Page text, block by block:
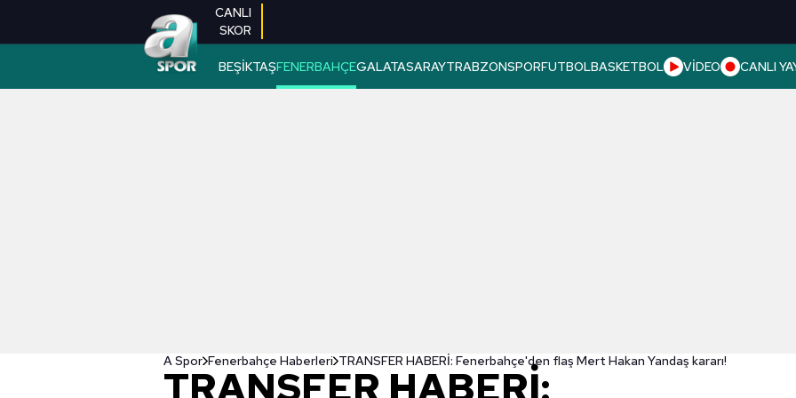
CANLI
SKOR
BEŞİKTAŞFENERBAHÇEGALATASARAYTRABZONSPORFUTBOLBASKETBOL VİDEO CANLI
A Spor Fenerbahçe Haberleri TRANSFER HABERİ: Fenerbahçe'den flaş Mert Hakan Yandaş kararı!
TRANSFER HABERİ: